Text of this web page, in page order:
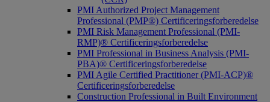
PMI Authorized Project Management
Professional (PMP®) Certificeringsforberedelse
PMI Risk Management Professional (PMI-
RMP)® Certificeringsforberedelse
PMI Professional in Business Analysis (PMI-
PBA)® Certificeringsforberedelse
PMI Agile Certified Practitioner (PMI-ACP)®
Certificeringsforberedelse
Construction Professional in Built Environment